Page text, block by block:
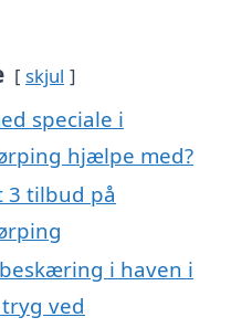
skjul
speciale i
hjælpe med?
tilbud på
i haven i
ved